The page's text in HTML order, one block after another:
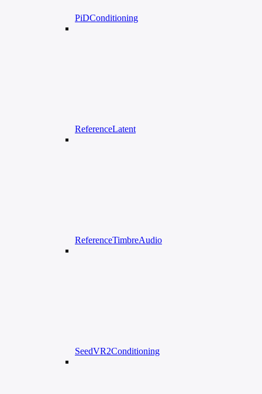
PiDConditioning
ReferenceLatent
ReferenceTimbreAudio
SeedVR2Conditioning